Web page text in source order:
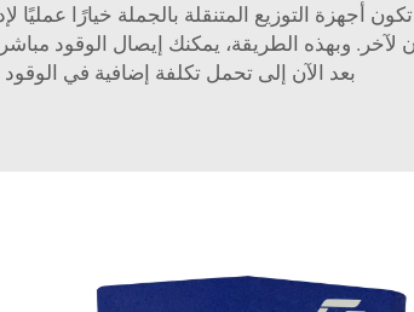
لآخر. وبهذه الطريقة، يمكنك إيصال الوقود
بعد الآن إلى تحمل تكلفة إضافية في